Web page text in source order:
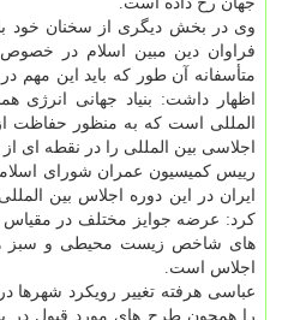
وی در بخش دیگری از سخنان خود با
فراوان دین مبین اسلام در
متأسفانه آن طور كه باید این
اظهار داشت: بنیاد جهانی انرژی
المللی است كه به منظور حفاظت
اجلاسی بین المللی را در نقطه ای از
رییس كمیسیون عمران شورای
ایران در این دوره اجلاس بین
كرد: عرضه جوایز مختلف در
های شاخص زیست محیطی و سبز
اجلاس است.
عباسی هرفته تغییر رویكرد
را همچون طرح های مورد قبول در